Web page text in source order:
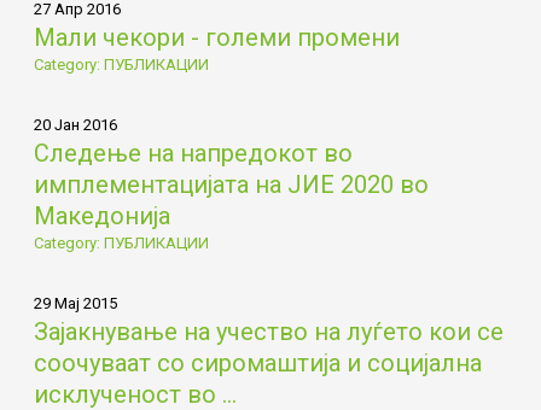
27 Апр 2016
Мали чекори - големи промени
Category: ПУБЛИКАЦИИ
20 Јан 2016
Следење на напредокот во
имплементацијата на ЈИЕ 2020 во
Македонија
Category: ПУБЛИКАЦИИ
29 Мај 2015
Зајакнување на учество на луѓето кои се
соочуваат со сиромаштија и социјална
исклученост во ...